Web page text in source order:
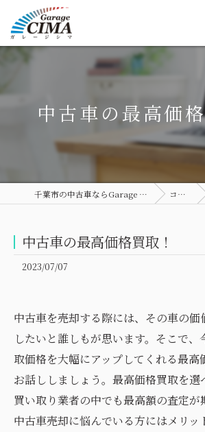
中古車の最高価
千葉市の中古車ならGarage CIMA コラム
中古車の最高価格買取！
2023/07/07
中古車を売却する際には、その車の価
したいと誰しもが思います。そこで、
取価格を大幅にアップしてくれる最高
お話ししましょう。最高価格買取を選
買い取り業者の中でも最高額の査定が
中古車売却に悩んでいる方にはメリッ